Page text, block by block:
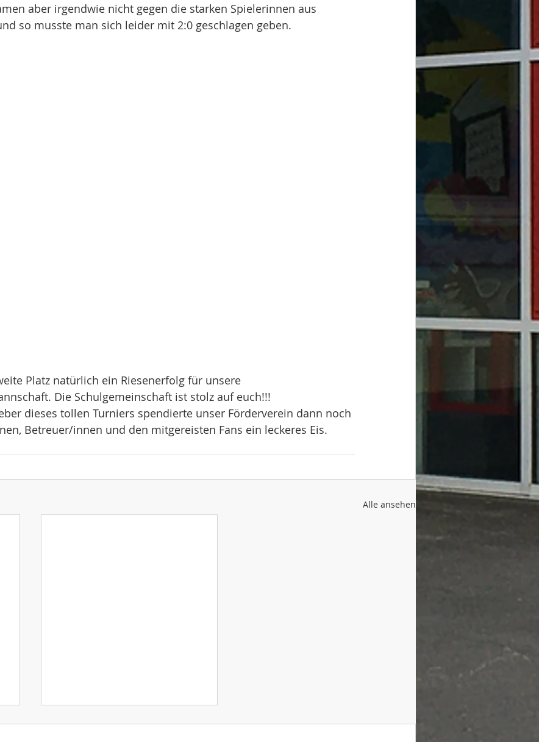
aber irgendwie nicht gegen die starken Spielerinnen aus
so musste man sich leider mit 2:0 geschlagen geben.
Platz natürlich ein Riesenerfolg für unsere
Die Schulgemeinschaft ist stolz auf euch!!!
dieses tollen Turniers spendierte unser Förderverein dann noch
Betreuer/innen und den mitgereisten Fans ein leckeres Eis.
Alle ansehen